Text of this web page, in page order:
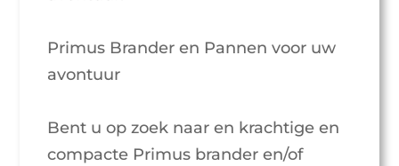
Primus Brander en Pannen voor uw
avontuur
Bent u op zoek naar en krachtige en
compacte Primus brander en/of